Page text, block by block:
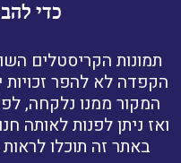
כדי
תמונות הקריסטלים
הקפדה לא להפר זכויות
המקור ממנו נלקחה,
ואז ניתן לפנות לאותה
באתר זה תוכלו